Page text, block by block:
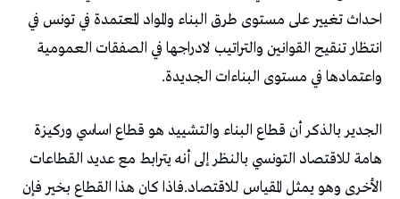
احداث تغيير على مستوى طرق البناء والمواد المعتمدة في تونس في
انتظار تنقيح القوانين والتراتيب لادراجها في الصفقات العمومية
واعتمادها في مستوى البناءات الجديدة.
الجدير بالذكر أن قطاع البناء والتشييد هو قطاع اساسي وركيزة
هامة للاقتصاد التونسي بالنظر إلى أنه يترابط مع عديد القطاعات
الأخرى وهو يمثل المقياس للاقتصاد.فاذا كان هذا القطاع بخير فإن